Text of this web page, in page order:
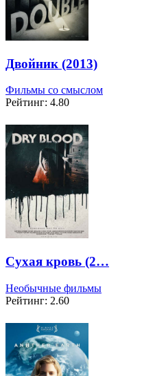
Двойник (2013)
Фильмы со смыслом
Рейтинг: 4.80
Сухая кровь (2…
Необычные фильмы
Рейтинг: 2.60